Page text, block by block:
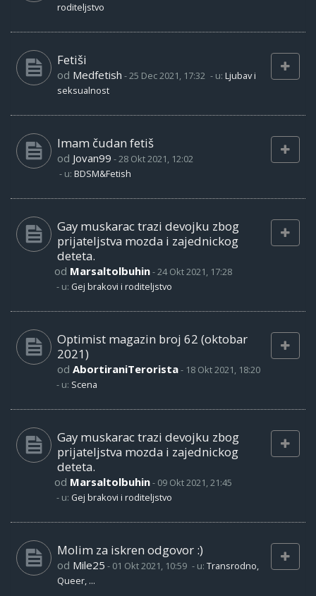
roditeljstvo
Fetiši
od Medfetish -25 Dec 2021, 17:32 - u: Ljubav i
seksualnost
Imam čudan fetiš
od Jovan99 -28 Okt 2021, 12:02
- u: BDSM&Fetish
Gay muskarac trazi devojku zbog
prijateljstva mozda i zajednickog
deteta.
od Marsaltolbuhin-24 Okt 2021, 17:28
- u: Gej brakovi i roditeljstvo
Optimist magazin broj 62 (oktobar
2021)
od AbortiraniTerorista- 18 Okt 2021, 18:20
- u: Scena
Gay muskarac trazi devojku zbog
prijateljstva mozda i zajednickog
deteta.
od Marsaltolbuhin- 09 Okt 2021, 21:45
- u: Gej brakovi i roditeljstvo
Molim za iskren odgovor :)
od Mile25 - 01 Okt 2021, 10:59 - u: Transrodno,
Queer, ...